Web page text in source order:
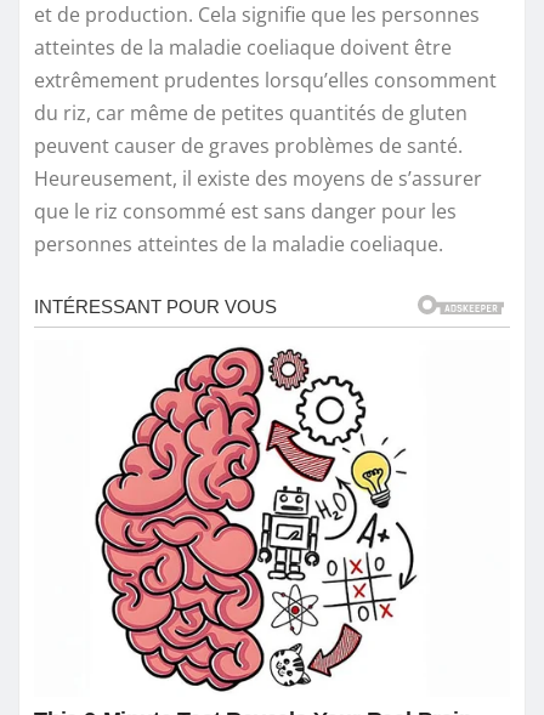
et de production. Cela signifie que les personnes
atteintes de la maladie coeliaque doivent être
extrêmement prudentes lorsqu’elles consomment
du riz, car même de petites quantités de gluten
peuvent causer de graves problèmes de santé.
Heureusement, il existe des moyens de s’assurer
que le riz consommé est sans danger pour les
personnes atteintes de la maladie coeliaque.